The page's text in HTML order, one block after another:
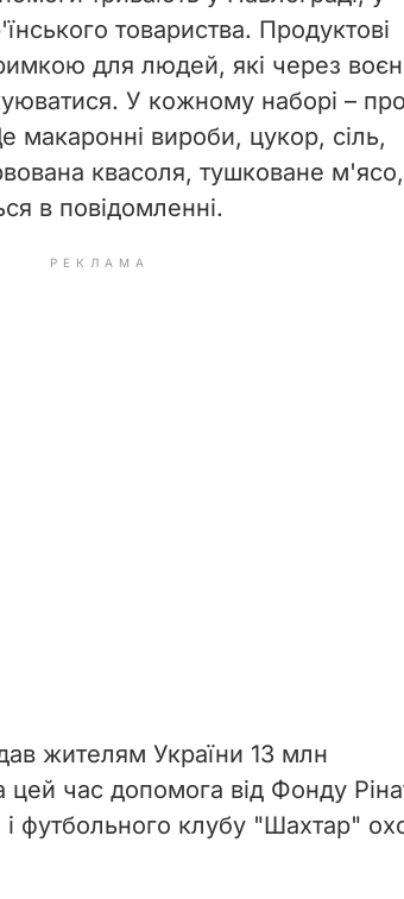
товариства. Продуктові
для людей, які через
У кожному наборі –
макаронні вироби, цукор, сіль,
квасоля, тушковане м'ясо,
в повідомленні.
РЕКЛАМА
i
d
жителям України 13 млн
цей час допомога від Фонду
футбольного клубу "Шахтар"